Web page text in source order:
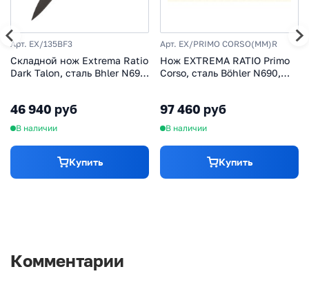
Арт. EX/135BF3
Складной нож Extrema Ratio
Dark Talon, сталь Bhler N690,
46 940 руб
В наличии
Купить
Арт. EX/PRIMO CORSO(MM)R
Нож EXTREMA RATIO Primo
Corso, сталь Böhler N690,
97 460 руб
В наличии
Купить
Комментарии